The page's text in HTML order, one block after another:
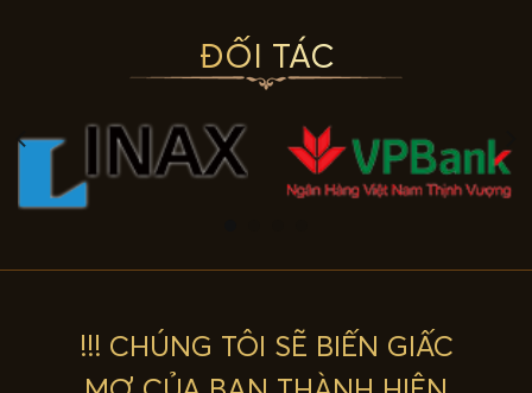
ĐỐI TÁC
!!! CHÚNG TÔI SẼ BIẾN GIẤC